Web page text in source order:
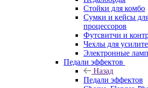
Стойки для комбо
Сумки и кейсы
процессоров
Футсвитчи и
Чехлы для
Электронные
Педали эффектов
Назад
Педали эффектов